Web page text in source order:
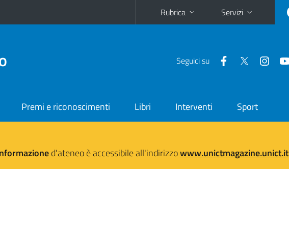
Rubrica Servizi
Seguici su
Premi e riconoscimenti Libri Interventi Sport
d'ateneo è accessibile all'indirizzowww.unictmagazine.unict.it